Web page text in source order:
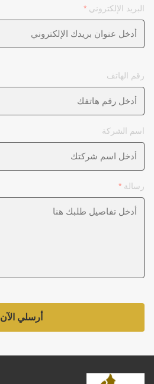
البريد الإلكتروني *
رقم الهاتف
اسم الشركة
رسالة *
أرسلي الآن